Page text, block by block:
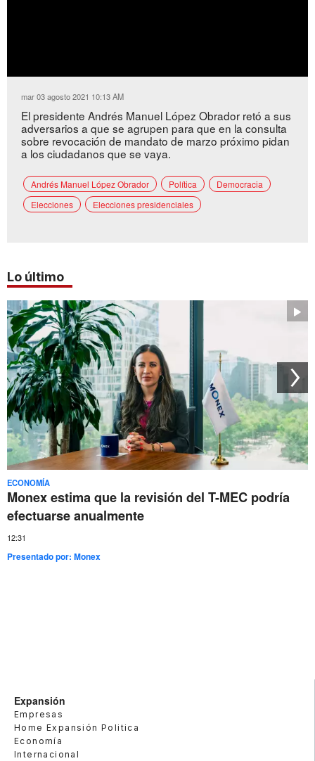
mar 03 agosto 2021 10:13 AM
El presidente Andrés Manuel López Obrador retó a sus
adversarios a que se agrupen para que en la consulta
sobre revocación de mandato de marzo próximo pidan
a los ciudadanos que se vaya.
Andrés Manuel López Obrador Política
Democracia
Elecciones
Elecciones presidenciales
Lo último
ECONOMÍA
Monex estima que la revisión del T-MEC podría
efectuarse anualmente
12:31
Presentado por:Monex
Expansión
Empresas
Home Expansión Politica
Economía
Internacional